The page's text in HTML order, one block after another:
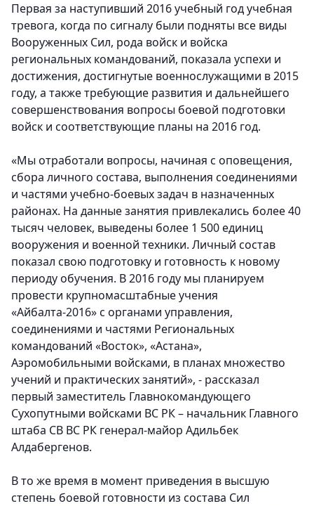
Первая за наступивший 2016 учебный год учебная
тревога, когда по сигналу были подняты все виды
Вооруженных Сил, рода войск и войска
региональных командований, показала успехи и
достижения, достигнутые военнослужащими в 2015
году, а также требующие развития и дальнейшего
совершенствования вопросы боевой подготовки
войск и соответствующие планы на 2016 год.
«Мы отработали вопросы, начиная с оповещения,
сбора личного состава, выполнения соединениями
и частями учебно-боевых задач в назначенных
районах. На данные занятия привлекались более 40
тысяч человек, выведены более 1 500 единиц
вооружения и военной техники. Личный состав
показал свою подготовку и готовность к новому
периоду обучения. В 2016 году мы планируем
провести крупномасштабные учения
«Айбалта-2016» с органами управления,
соединениями и частями Региональных
командований «Восток», «Астана»,
Аэромобильными войсками, в планах множество
учений и практических занятий», - рассказал
первый заместитель Главнокомандующего
Сухопутными войсками ВС РК – начальник Главного
штаба СВ ВС РК генерал-майор Адильбек
Алдабергенов.
В то же время в момент приведения в высшую
степень боевой готовности из состава Сил